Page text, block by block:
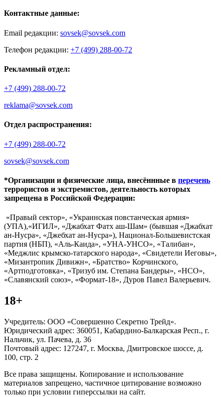
Контактные данные:
Email редакции: sovsek@sovsek.com
Телефон редакции: +7 (499) 288-00-72
Рекламный отдел:
+7 (499) 288-00-72
reklama@sovsek.com
Отдел распространения:
+7 (499) 288-00-72
sovsek@sovsek.com
*Организации и физические лица, внесённные в перечень
террористов и экстремистов, деятельность которых
запрещена в Российской Федерации:
«Правый сектор», «Украинская повстанческая армия»
(УПА),«ИГИЛ», «Джабхат Фатх аш-Шам» (бывшая «Джабхат
ан-Нусра», «Джебхат ан-Нусра»), Национал-Большевистская
партия (НБП), «Аль-Каида», «УНА-УНСО», «Талибан»,
«Меджлис крымско-татарского народа», «Свидетели Иеговы»,
«Мизантропик Дивижн», «Братство» Корчинского,
«Артподготовка», «Тризуб им. Степана Бандеры», «НСО»,
«Славянский союз», «Формат-18», Дуров Павел Валерьевич.
18+
Учредитель: ООО «Совершенно Секретно Трейд».
Юридический адрес: 360051, Кабардино-Балкарская Респ., г.
Нальчик, ул. Пачева, д. 36
Почтовый адрес: 127247, г. Москва, Дмитровское шоссе, д.
100, стр. 2
Все права защищены. Копирование и использование
материалов запрещено, частичное цитирование возможно
только при условии гиперссылки на сайт.